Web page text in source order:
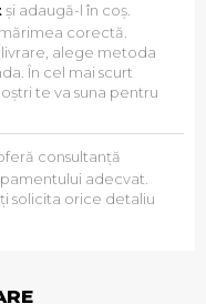
și adaugă-l în coș.
corectă.
alege metoda
În cel mai scurt
te va suna pentru
consultanță
adecvat.
solicita orice detaliu